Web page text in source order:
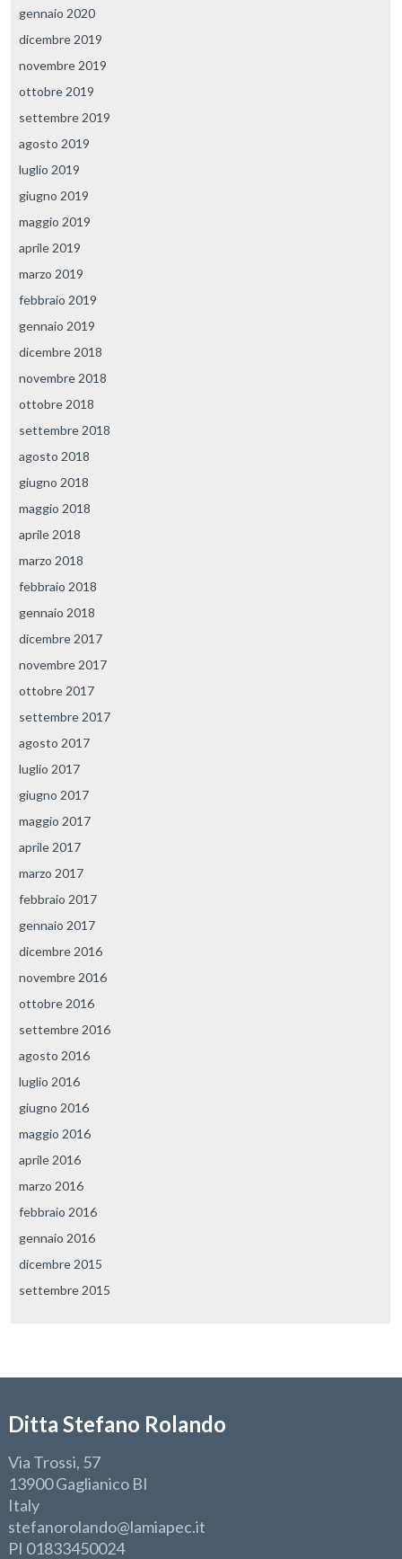
gennaio 2020
dicembre 2019
novembre 2019
ottobre 2019
settembre 2019
agosto 2019
luglio 2019
giugno 2019
maggio 2019
aprile 2019
marzo 2019
febbraio 2019
gennaio 2019
dicembre 2018
novembre 2018
ottobre 2018
settembre 2018
agosto 2018
giugno 2018
maggio 2018
aprile 2018
marzo 2018
febbraio 2018
gennaio 2018
dicembre 2017
novembre 2017
ottobre 2017
settembre 2017
agosto 2017
luglio 2017
giugno 2017
maggio 2017
aprile 2017
marzo 2017
febbraio 2017
gennaio 2017
dicembre 2016
novembre 2016
ottobre 2016
settembre 2016
agosto 2016
luglio 2016
giugno 2016
maggio 2016
aprile 2016
marzo 2016
febbraio 2016
gennaio 2016
dicembre 2015
settembre 2015
Ditta Stefano Rolando
Via Trossi, 57
13900 Gaglianico BI
Italy
stefanorolando@lamiapec.it
PI 01833450024